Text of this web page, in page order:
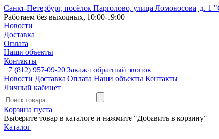
Санкт-Петербург, посёлок Парголово, улица Ломоносова, д. 1
Работаем без выходных, 10:00-19:00
Новости
Доставка
Оплата
Наши объекты
Контакты
+7 (812) 957-09-20 Закажи обратный звонок
Новости Доставка Оплата Наши объекты Контакты
Личный кабинет
Корзина пуста
Выберите товар в каталоге и нажмите "Добавить в корзину"
Каталог